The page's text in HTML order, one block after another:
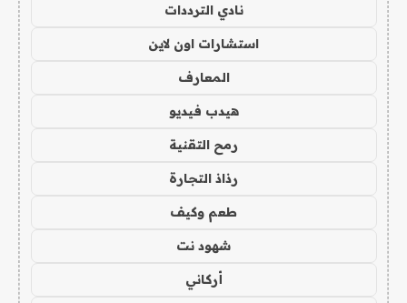
نادي الترددات
استشارات اون لاين
المعارف
هيدب فيديو
رمح التقنية
رذاذ التجارة
طعم وكيف
شهود نت
أركاني